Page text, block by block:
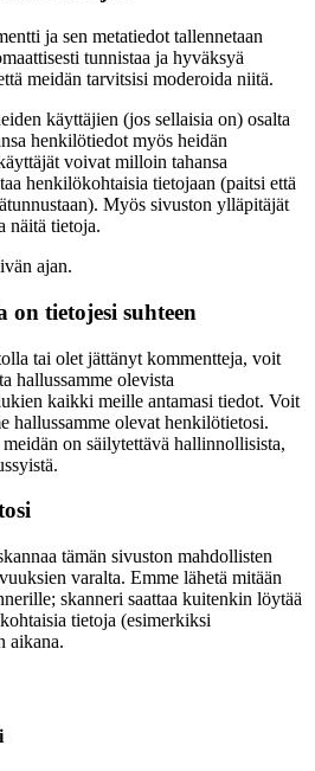
ja sen metatiedot tallennetaan
tunnistaa ja hyväksyä
meidän tarvitsisi moderoida niitä.
käyttäjien (jos sellaisia on) osalta
henkilötiedot myös heidän
voivat milloin tahansa
henkilökohtaisia tietojaan (paitsi että
Myös sivuston ylläpitäjät
näitä tietoja.
ajan.
tietojesi suhteen
tai olet jättänyt kommentteja, voit
hallussamme olevista
kaikki meille antamasi tiedot. Voit
hallussamme olevat henkilötietosi.
on säilytettävä hallinnollisista,
tämän sivuston mahdollisten
varalta. Emme lähetä mitään
skanneri saattaa kuitenkin löytää
tietoja (esimerkiksi
aikana.